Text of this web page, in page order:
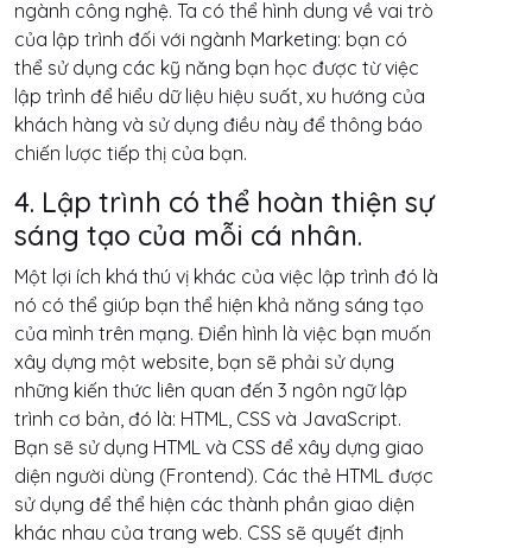
ngành công nghệ. Ta có thể hình dung về vai trò
của lập trình đối với ngành Marketing: bạn có
thể sử dụng các kỹ năng bạn học được từ việc
lập trình để hiểu dữ liệu hiệu suất, xu hướng của
khách hàng và sử dụng điều này để thông báo
chiến lược tiếp thị của bạn.
4. Lập trình có thể hoàn thiện sự
sáng tạo của mỗi cá nhân.
Một lợi ích khá thú vị khác của việc lập trình đó là
nó có thể giúp bạn thể hiện khả năng sáng tạo
của mình trên mạng. Điển hình là việc bạn muốn
xây dựng một website, bạn sẽ phải sử dụng
những kiến thức liên quan đến 3 ngôn ngữ lập
trình cơ bản, đó là: HTML, CSS và JavaScript.
Bạn sẽ sử dụng HTML và CSS để xây dựng giao
diện người dùng (Frontend). Các thẻ HTML được
sử dụng để thể hiện các thành phần giao diện
khác nhau của trang web. CSS sẽ quyết định